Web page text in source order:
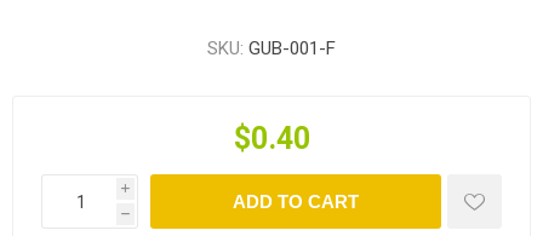
SKU: GUB-001-F
$0.40
i
h
ADD TO CART